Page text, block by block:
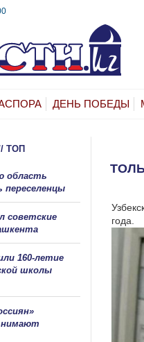
ДЕНЬ ПОБЕДЫ
года.
ТОП
область
переселенцы
советские
160-летие
школы